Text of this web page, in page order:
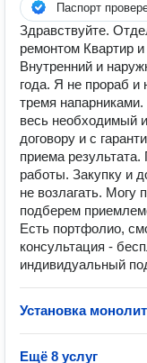
Паспорт
Здравствуйте.
ремонтом Квартир
Внутренний и
года. Я не прораб и
тремя
весь необходимый
договору и с
приема
работы. Закупку и
не возлагать. Могу
подберем
Есть портфолио,
консультация -
индивидуальный
Установка
Ещё 8 услуг